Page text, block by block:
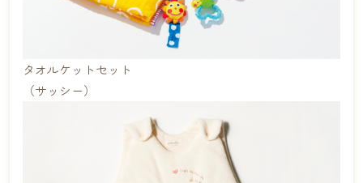
タオルケットセット
（サッシー）